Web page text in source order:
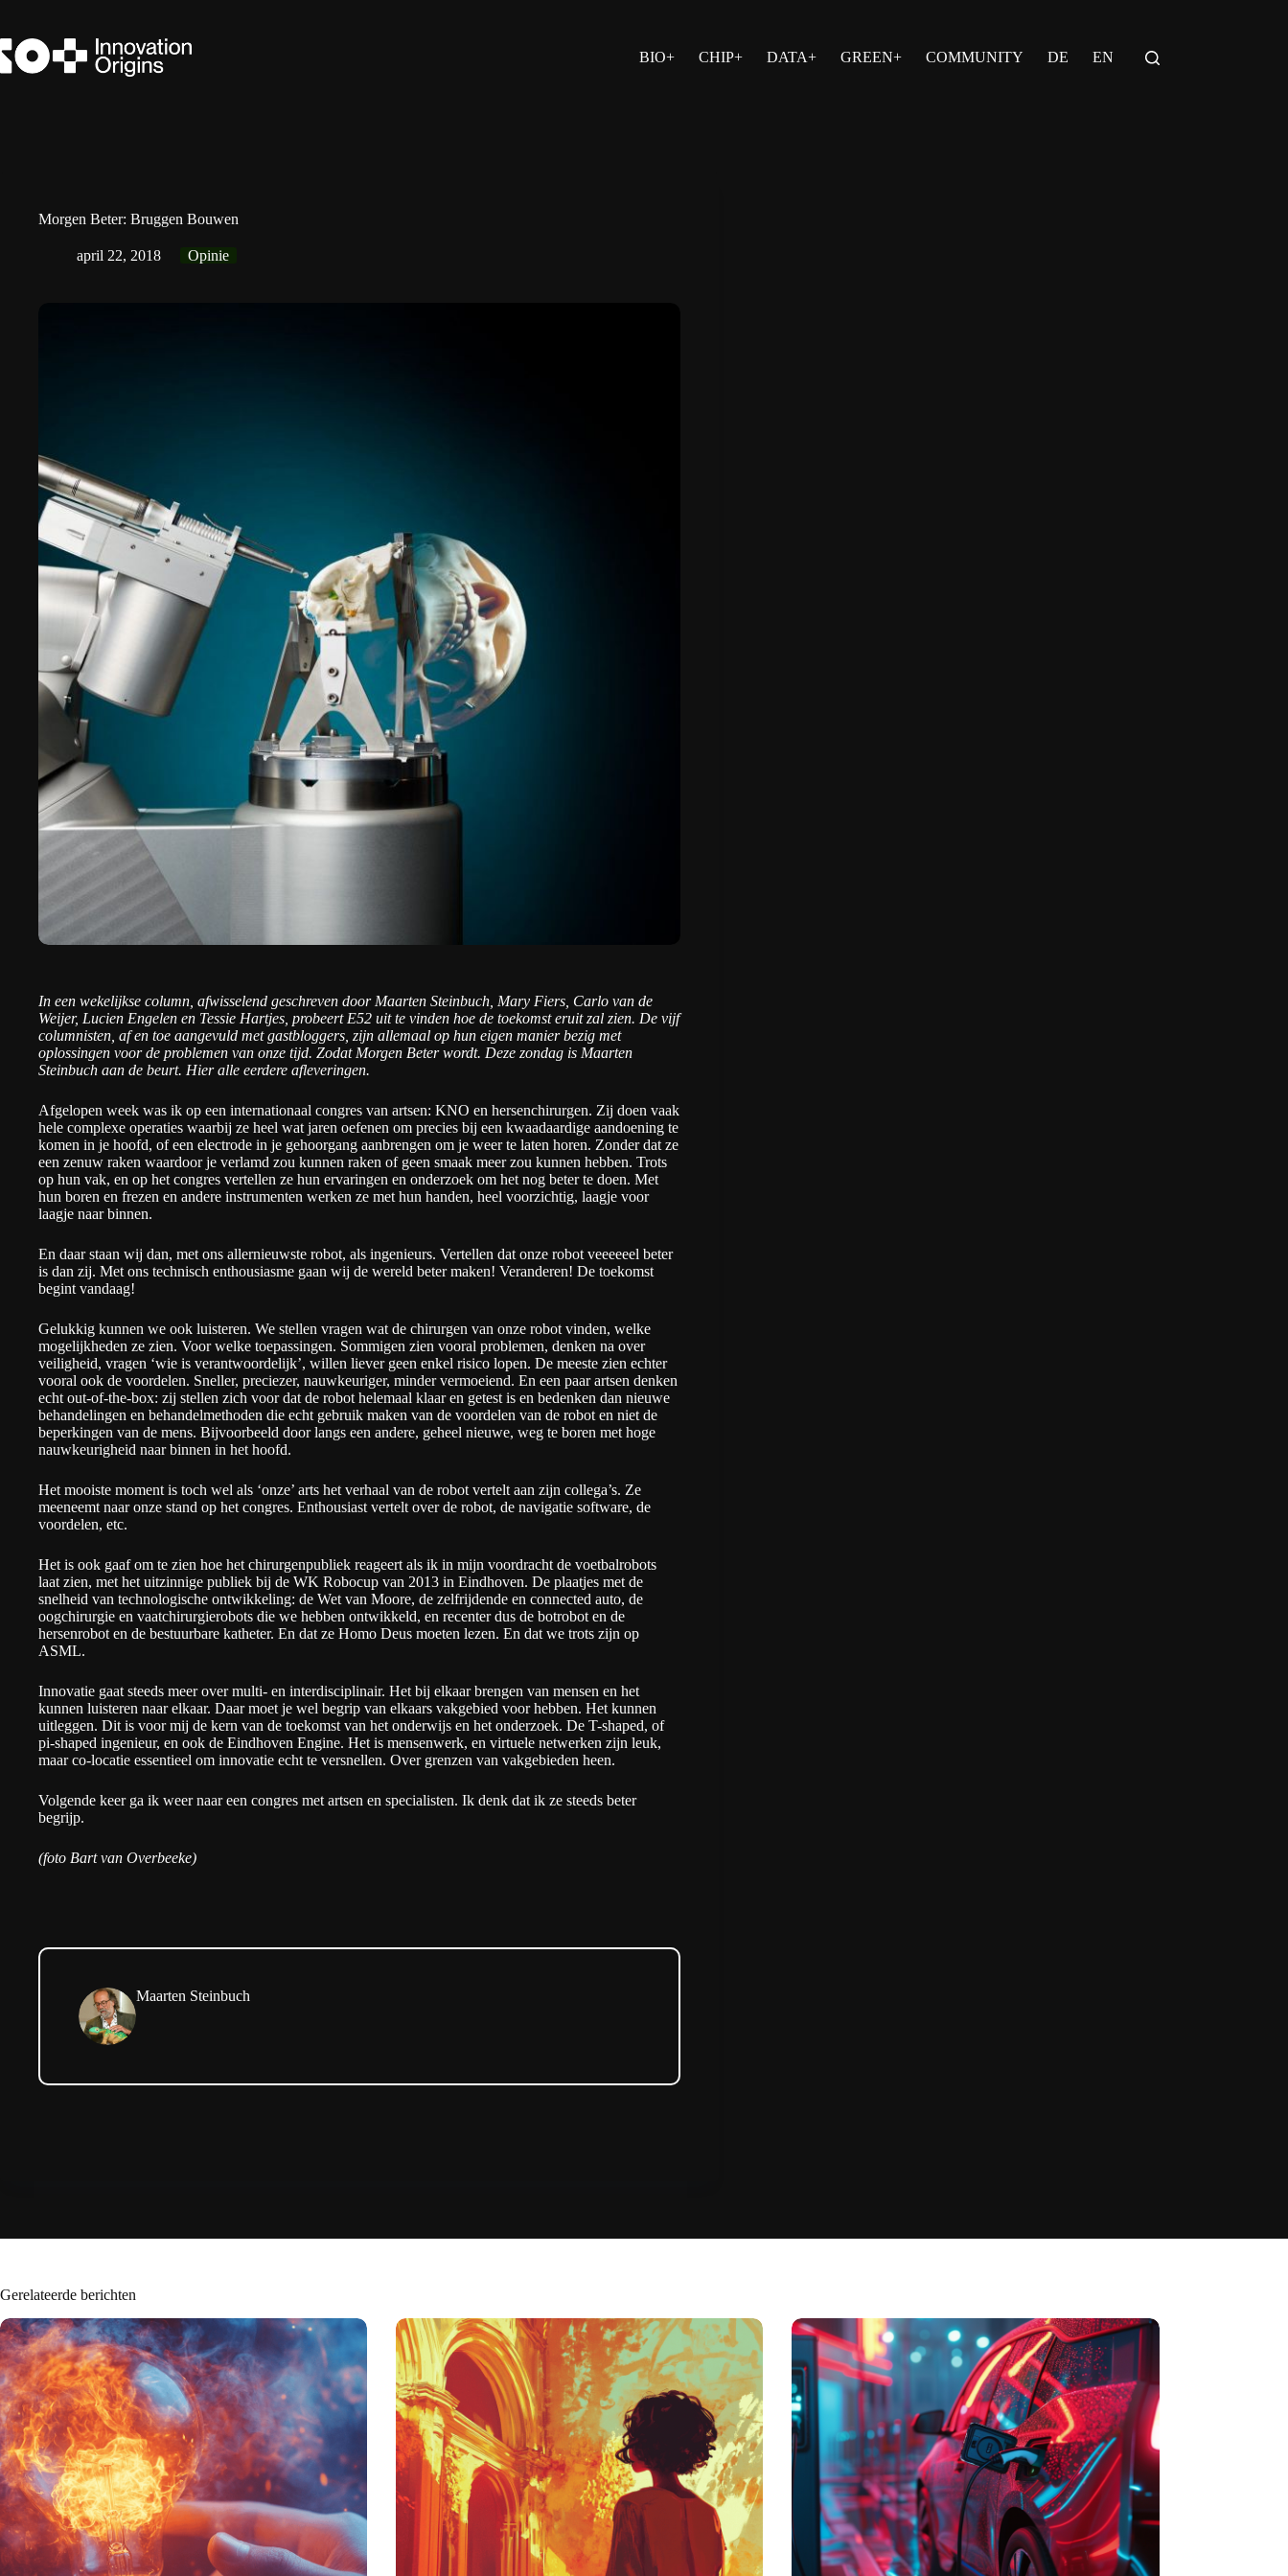
de
inhoud
BIO+ CHIP+ DATA+ GREEN+ COMMUNITY DE EN
Morgen Beter: Bruggen Bouwen
april 22, 2018 Opinie
In een wekelijkse column, afwisselend geschreven door Maarten Steinbuch, Mary Fiers, Carlo van de
Weijer, Lucien Engelen en Tessie Hartjes, probeert E52 uit te vinden hoe de toekomst eruit zal zien. De vijf
columnisten, af en toe aangevuld met gastbloggers, zijn allemaal op hun eigen manier bezig met
oplossingen voor de problemen van onze tijd. Zodat Morgen Beter wordt. Deze zondag is Maarten
Steinbuch aan de beurt. Hier alle eerdere afleveringen.
Afgelopen week was ik op een internationaal congres van artsen: KNO en hersenchirurgen. Zij doen vaak
hele complexe operaties waarbij ze heel wat jaren oefenen om precies bij een kwaadaardige aandoening te
komen in je hoofd, of een electrode in je gehoorgang aanbrengen om je weer te laten horen. Zonder dat ze
een zenuw raken waardoor je verlamd zou kunnen raken of geen smaak meer zou kunnen hebben. Trots
op hun vak, en op het congres vertellen ze hun ervaringen en onderzoek om het nog beter te doen. Met
hun boren en frezen en andere instrumenten werken ze met hun handen, heel voorzichtig, laagje voor
laagje naar binnen.
En daar staan wij dan, met ons allernieuwste robot, als ingenieurs. Vertellen dat onze robot veeeeeel beter
is dan zij. Met ons technisch enthousiasme gaan wij de wereld beter maken! Veranderen! De toekomst
begint vandaag!
Gelukkig kunnen we ook luisteren. We stellen vragen wat de chirurgen van onze robot vinden, welke
mogelijkheden ze zien. Voor welke toepassingen. Sommigen zien vooral problemen, denken na over
veiligheid, vragen ‘wie is verantwoordelijk’, willen liever geen enkel risico lopen. De meeste zien echter
vooral ook de voordelen. Sneller, preciezer, nauwkeuriger, minder vermoeiend. En een paar artsen denken
echt out-of-the-box: zij stellen zich voor dat de robot helemaal klaar en getest is en bedenken dan nieuwe
behandelingen en behandelmethoden die echt gebruik maken van de voordelen van de robot en niet de
beperkingen van de mens. Bijvoorbeeld door langs een andere, geheel nieuwe, weg te boren met hoge
nauwkeurigheid naar binnen in het hoofd.
Het mooiste moment is toch wel als ‘onze’ arts het verhaal van de robot vertelt aan zijn collega’s. Ze
meeneemt naar onze stand op het congres. Enthousiast vertelt over de robot, de navigatie software, de
voordelen, etc.
Het is ook gaaf om te zien hoe het chirurgenpubliek reageert als ik in mijn voordracht de voetbalrobots
laat zien, met het uitzinnige publiek bij de WK Robocup van 2013 in Eindhoven. De plaatjes met de
snelheid van technologische ontwikkeling: de Wet van Moore, de zelfrijdende en connected auto, de
oogchirurgie en vaatchirurgierobots die we hebben ontwikkeld, en recenter dus de botrobot en de
hersenrobot en de bestuurbare katheter. En dat ze Homo Deus moeten lezen. En dat we trots zijn op
ASML.
Innovatie gaat steeds meer over multi- en interdisciplinair. Het bij elkaar brengen van mensen en het
kunnen luisteren naar elkaar. Daar moet je wel begrip van elkaars vakgebied voor hebben. Het kunnen
uitleggen. Dit is voor mij de kern van de toekomst van het onderwijs en het onderzoek. De T-shaped, of
pi-shaped ingenieur, en ook de Eindhoven Engine. Het is mensenwerk, en virtuele netwerken zijn leuk,
maar co-locatie essentieel om innovatie echt te versnellen. Over grenzen van vakgebieden heen.
Volgende keer ga ik weer naar een congres met artsen en specialisten. Ik denk dat ik ze steeds beter
begrijp.
(foto Bart van Overbeeke)
Maarten Steinbuch
Gerelateerde berichten